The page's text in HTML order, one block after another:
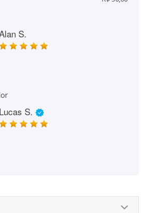
S.
Lucas S.